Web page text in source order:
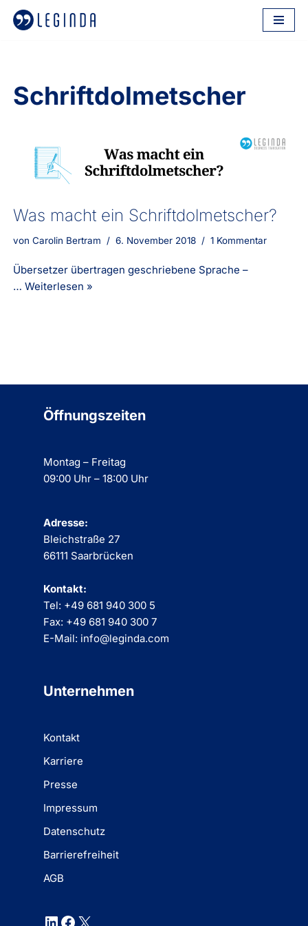
Schriftdolmetscher
Was macht ein Schriftdolmetscher?
vonCarolin Bertram 6. November 2018 1 Kommentar
Übersetzer übertragen geschriebene Sprache –
…Weiterlesen »
Öffnungszeiten
Montag – Freitag
09:00 Uhr – 18:00 Uhr
Adresse:
Bleichstraße 27
66111 Saarbrücken
Kontakt:
Tel: +49 681 940 300 5
Fax: +49 681 940 300 7
E-Mail: info@leginda.com
Unternehmen
Kontakt
Karriere
Presse
Impressum
Datenschutz
Barrierefreiheit
AGB